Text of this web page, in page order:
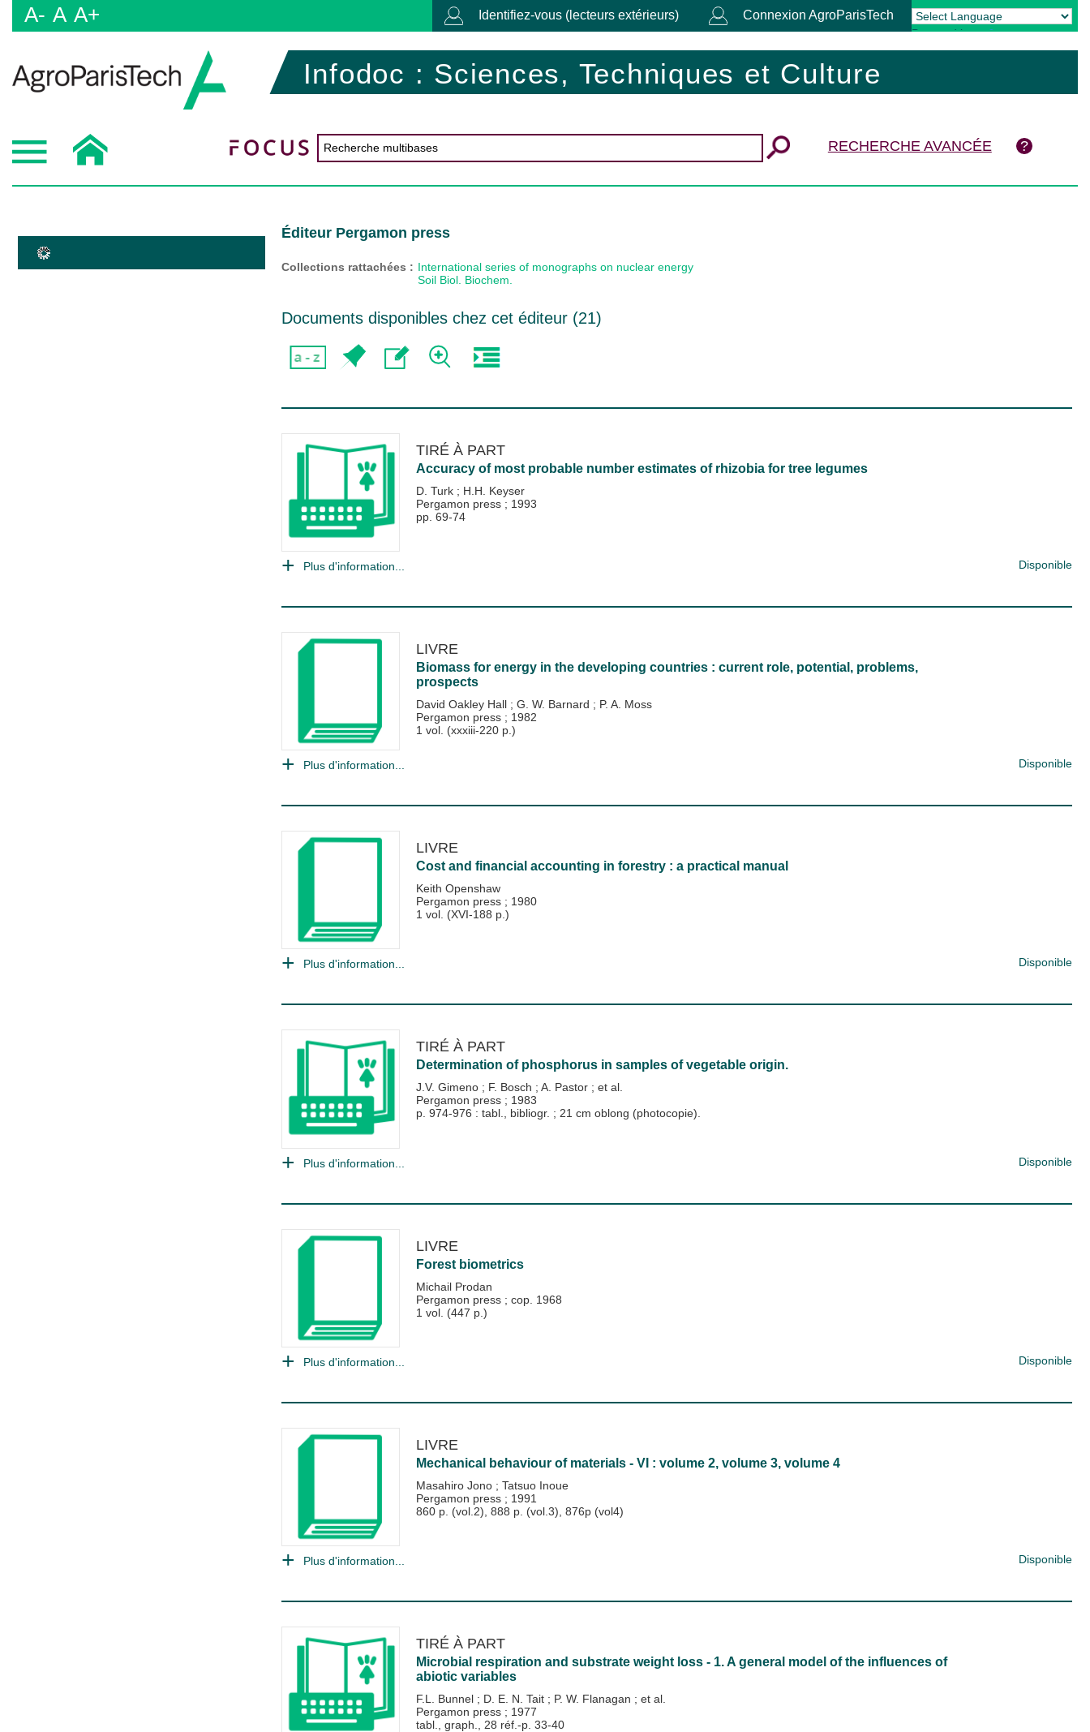
A- A A+ Identifiez-vous (lecteurs extérieurs) Connexion AgroParisTech
Powered by Translate
Infodoc : Sciences, Techniques et Culture
RECHERCHE AVANCÉE
Éditeur Pergamon press
Collections rattachées : International series of monographs on nuclear energy
Soil Biol. Biochem.
Documents disponibles chez cet éditeur (21)
TIRÉ À PART
Accuracy of most probable number estimates of rhizobia for tree legumes
D. Turk ; H.H. Keyser
Pergamon press ; 1993
pp. 69-74
Plus d'information... Disponible
LIVRE
Biomass for energy in the developing countries : current role, potential, problems,
prospects
David Oakley Hall ; G. W. Barnard ; P. A. Moss
Pergamon press ; 1982
1 vol. (xxxiii-220 p.)
Plus d'information... Disponible
LIVRE
Cost and financial accounting in forestry : a practical manual
Keith Openshaw
Pergamon press ; 1980
1 vol. (XVI-188 p.)
Plus d'information... Disponible
TIRÉ À PART
Determination of phosphorus in samples of vegetable origin.
J.V. Gimeno ; F. Bosch ; A. Pastor ; et al.
Pergamon press ; 1983
p. 974-976 : tabl., bibliogr. ; 21 cm oblong (photocopie).
Plus d'information... Disponible
LIVRE
Forest biometrics
Michail Prodan
Pergamon press ; cop. 1968
1 vol. (447 p.)
Plus d'information... Disponible
LIVRE
Mechanical behaviour of materials - VI : volume 2, volume 3, volume 4
Masahiro Jono ; Tatsuo Inoue
Pergamon press ; 1991
860 p. (vol.2), 888 p. (vol.3), 876p (vol4)
Plus d'information... Disponible
TIRÉ À PART
Microbial respiration and substrate weight loss - 1. A general model of the influences of
abiotic variables
F.L. Bunnel ; D. E. N. Tait ; P. W. Flanagan ; et al.
Pergamon press ; 1977
tabl., graph., 28 réf.-p. 33-40